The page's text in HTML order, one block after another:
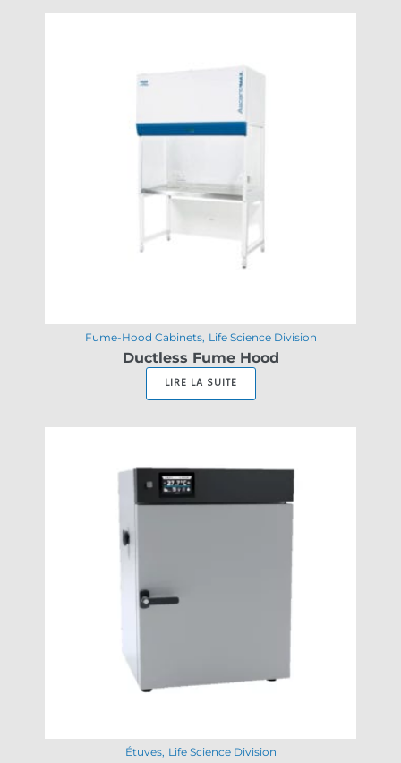
Fume-Hood Cabinets Life Science Division
Ductless Fume Hood
LIRE LA SUITE
Étuves Life Science Division